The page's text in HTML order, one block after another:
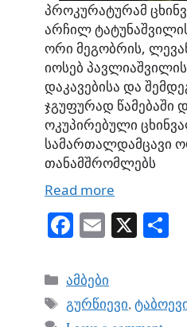
პროკურატურამ
არჩილ
ორი მეგობრის,
იოსებ
დაკავებისა და
ჯგუფურად წამებაში
ოკუპირებული
სამართალდამცავი
თანამშრომლებს
Read more
Fa
bo
ok
E
ail
X
Categories
ამბები
Tags
გურწიევი,